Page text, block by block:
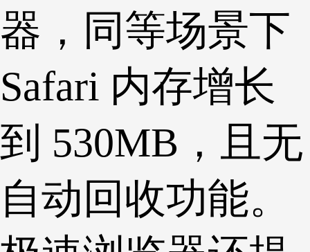
器，同等场景下
Safari 内存增长
到 530MB，且无
自动回收功能。